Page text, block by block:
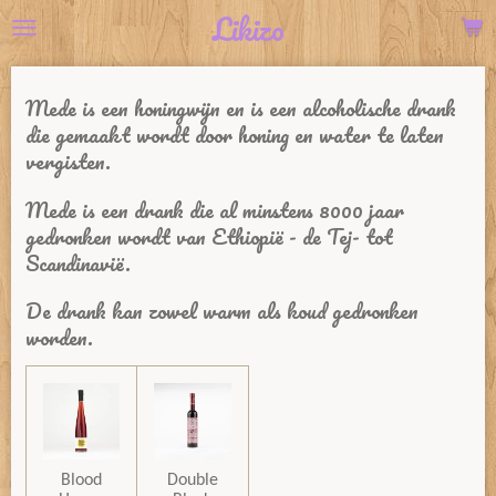
Ga
de
hoofdinhoud
Likizo
Mede is een honingwijn en is een alcoholische drank
die gemaakt wordt door honingen water te laten
vergisten.
Mede is een drank die al minstens 8000 jaar
gedronken wordt van Ethiopië - de Tej- tot
Scandinavië.
De drank kan zowel warm als koud gedronken
worden.
Blood
Double